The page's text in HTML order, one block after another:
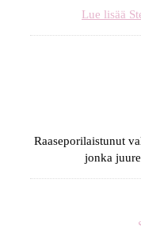
Lue lisää
Raaseporilaistunut
jonka